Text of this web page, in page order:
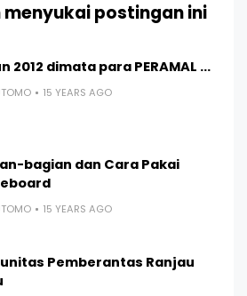
postingan ini
2012 dimata para PERAMAL ...
15 YEARS AGO
bagian dan Cara Pakai
15 YEARS AGO
Pemberantas Ranjau